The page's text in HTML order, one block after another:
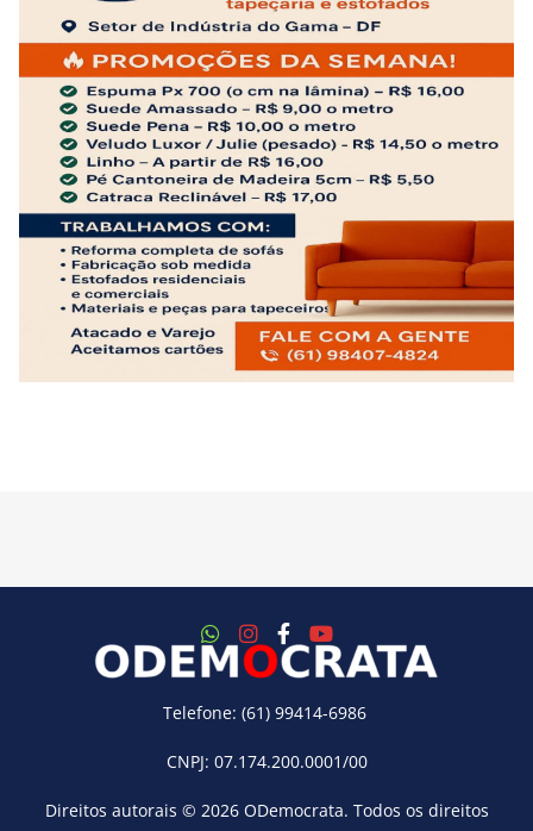
Telefone: (61) 99414-6986
CNPJ: 07.174.200.0001/00
Direitos autorais © 2026 ODemocrata. Todos os direitos